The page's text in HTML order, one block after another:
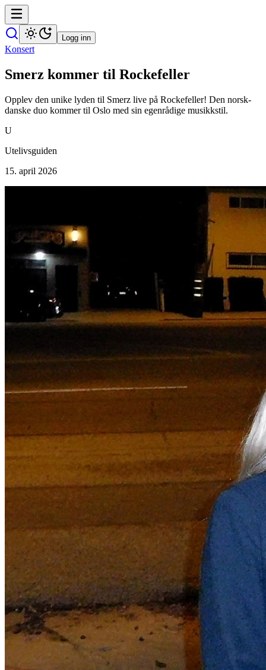
Logg inn
Konsert
Smerz kommer til Rockefeller
Opplev den unike lyden til Smerz live på Rockefeller! Den norsk-
danske duo kommer til Oslo med sin egenrådige musikkstil.
U
Utelivsguiden
15. april 2026